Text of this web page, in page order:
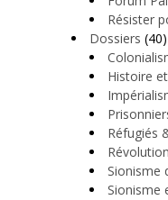
Résister
Dossiers (40)
Histoire
Réfugiés
Sionisme
Sionisme